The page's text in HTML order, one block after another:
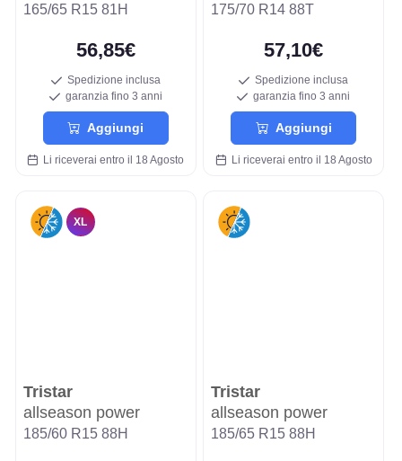
165/65 R15 81H
56,85€
Spedizione inclusa
garanzia fino 3 anni
Aggiungi
Li riceverai entro il 18 Agosto
175/70 R14 88T
57,10€
Spedizione inclusa
garanzia fino 3 anni
Aggiungi
Li riceverai entro il 18 Agosto
XL
Tristar
allseason power
185/60 R15 88H
Tristar
allseason power
185/65 R15 88H